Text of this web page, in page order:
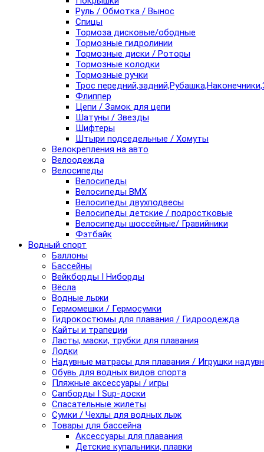
Руль / Обмотка / Вынос
Спицы
Тормоза дисковые/ободные
Тормозные гидролинии
Тормозные диски / Роторы
Тормозные колодки
Тормозные ручки
Трос
Флиппер
Цепи / Замок для цепи
Шатуны / Звезды
Шифтеры
Штыри подседельные / Хомуты
Велокрепления на авто
Велоодежда
Велосипеды
Велосипеды
Велосипеды BMX
Велосипеды двухподвесы
Велосипеды детские / подростковые
Велосипеды шоссейные/ Гравийники
Фэтбайк
Водный спорт
Баллоны
Бассейны
Вейкборды I Ниборды
Вёсла
Водные лыжи
Гермомешки / Гермосумки
Гидрокостюмы для плавания / Гидроодежда
Кайты и трапеции
Ласты, маски, трубки для плавания
Лодки
Надувные матрасы для плавания / Игрушки
Обувь для водных видов спорта
Пляжные аксессуары / игры
Сапборды I Sup-доски
Спасательные жилеты
Сумки / Чехлы для водных лыж
Товары для бассейна
Аксессуары для плавания
Детские купальники, плавки